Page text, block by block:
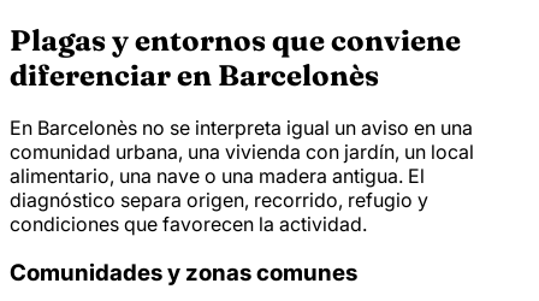
Plagas y entornos que conviene
diferenciar en Barcelonès
En Barcelonès no se interpreta igual un aviso en una
comunidad urbana, una vivienda con jardín, un local
alimentario, una nave o una madera antigua. El
diagnóstico separa origen, recorrido, refugio y
condiciones que favorecen la actividad.
Comunidades y zonas comunes